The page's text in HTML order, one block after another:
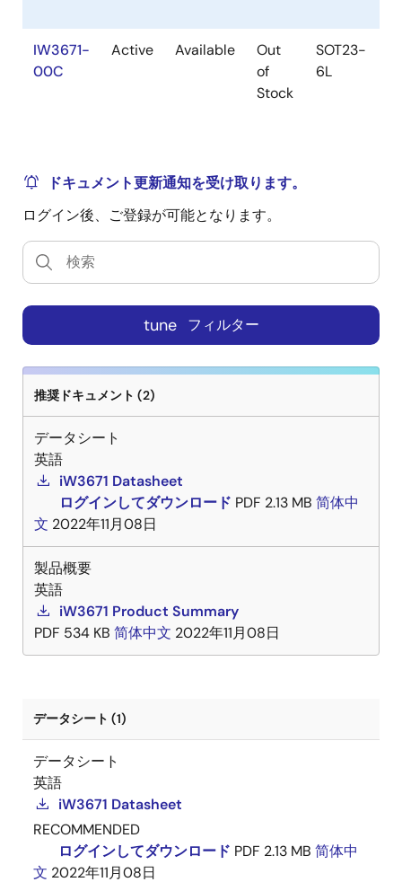
IW3671-
00C
Active Available
Out
of
Stock
SOT23-
6L
ドキュメント更新通知を受け取ります。
ログイン後、ご登録が可能となります。
tune フィルター
推奨ドキュメント (2)
データシート
英語
iW3671 Datasheet
ログインしてダウンロード PDF 2.13 MB 简体中
文 2022年11月08日
製品概要
英語
iW3671 Product Summary
PDF 534 KB 简体中文 2022年11月08日
データシート (1)
データシート
英語
iW3671 Datasheet
RECOMMENDED
ログインしてダウンロード PDF 2.13 MB 简体中
文 2022年11月08日